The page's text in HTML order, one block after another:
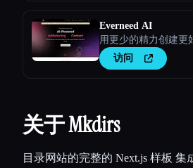
Everneed AI
用更少的精力创建更
访问
关于 Mkdirs
目录网站的完整的 Next.js 样板 集